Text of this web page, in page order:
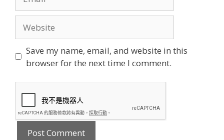
Save my name, email, and website in this
browser for the next time I comment.